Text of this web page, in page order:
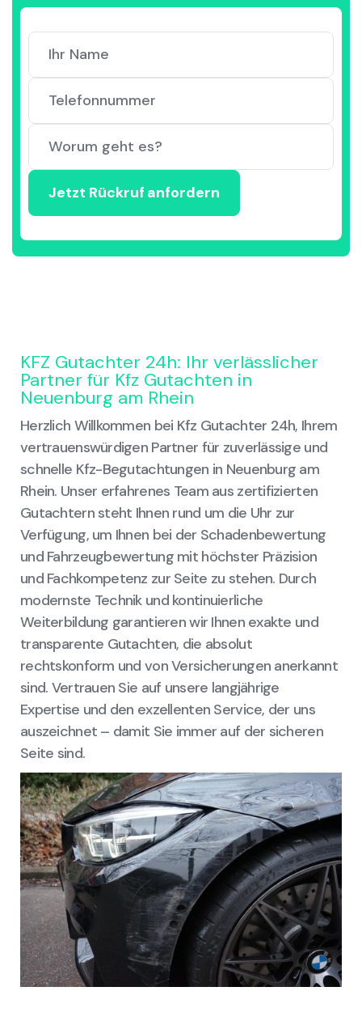
KFZ Gutachter 24h: Ihr verlässlicher
Partner für Kfz Gutachten in
Neuenburg am Rhein
Herzlich Willkommen bei Kfz Gutachter 24h, Ihrem
vertrauenswürdigen Partner für zuverlässige und
schnelle Kfz-Begutachtungen in Neuenburg am
Rhein. Unser erfahrenes Team aus zertifizierten
Gutachtern steht Ihnen rund um die Uhr zur
Verfügung, um Ihnen bei der Schadenbewertung
und Fahrzeugbewertung mit höchster Präzision
und Fachkompetenz zur Seite zu stehen. Durch
modernste Technik und kontinuierliche
Weiterbildung garantieren wir Ihnen exakte und
transparente Gutachten, die absolut
rechtskonform und von Versicherungen anerkannt
sind. Vertrauen Sie auf unsere langjährige
Expertise und den exzellenten Service, der uns
auszeichnet – damit Sie immer auf der sicheren
Seite sind.